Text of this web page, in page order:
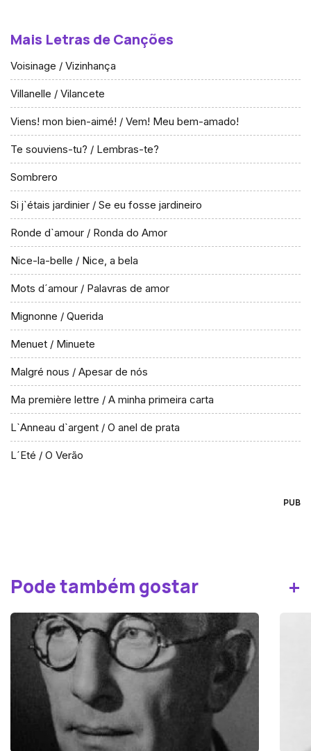
Mais Letras de Canções
Voisinage / Vizinhança
Villanelle / Vilancete
Viens! mon bien-aimé! / Vem! Meu bem-amado!
Te souviens-tu? / Lembras-te?
Sombrero
Si j`étais jardinier / Se eu fosse jardineiro
Ronde d`amour / Ronda do Amor
Nice-la-belle / Nice, a bela
Mots d´amour / Palavras de amor
Mignonne / Querida
Menuet / Minuete
Malgré nous / Apesar de nós
Ma première lettre / A minha primeira carta
L`Anneau d`argent / O anel de prata
L´Eté / O Verão
PUB
Pode também gostar +